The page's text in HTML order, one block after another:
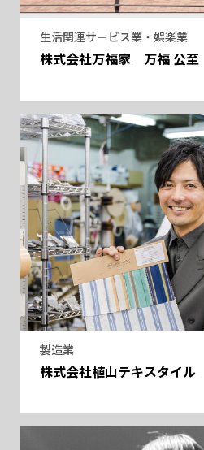
生活関連サービス業・娯楽業
株式会社万福家 万福 公至
製造業
株式会社植山テキスタイ